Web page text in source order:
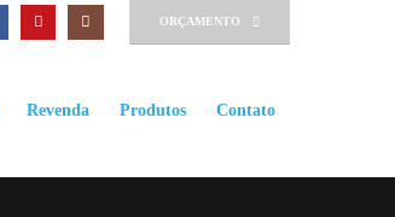
ORÇAMENTO
Revenda Produtos Contato